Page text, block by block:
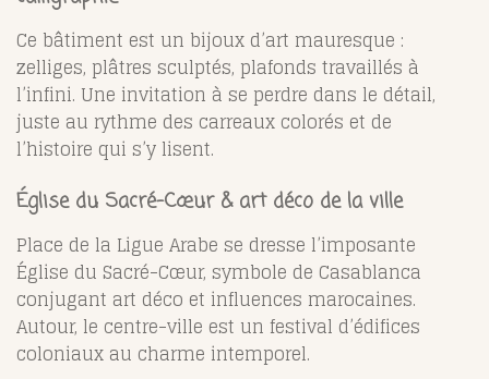
Ce bâtiment est un bijoux d’art mauresque :
zelliges, plâtres sculptés, plafonds travaillés à
l’infini. Une invitation à se perdre dans le détail,
juste au rythme des carreaux colorés et de
l’histoire qui s’y lisent.
Église du Sacré-Cœur & art déco de la ville
Place de la Ligue Arabe se dresse l’imposante
Église du Sacré-Cœur, symbole de Casablanca
conjugant art déco et influences marocaines.
Autour, le centre-ville est un festival d’édifices
coloniaux au charme intemporel.